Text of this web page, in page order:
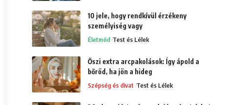
10 jele, hogy rendkívül érzékeny
személyiség vagy
Életmód Test és Lélek
Őszi extra arcpakolások: Így ápold a
bőröd, ha jön a hideg
Szépség és divat Test és Lélek